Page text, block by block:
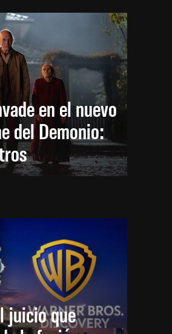
en el nuevo
del Demonio:
juicio que